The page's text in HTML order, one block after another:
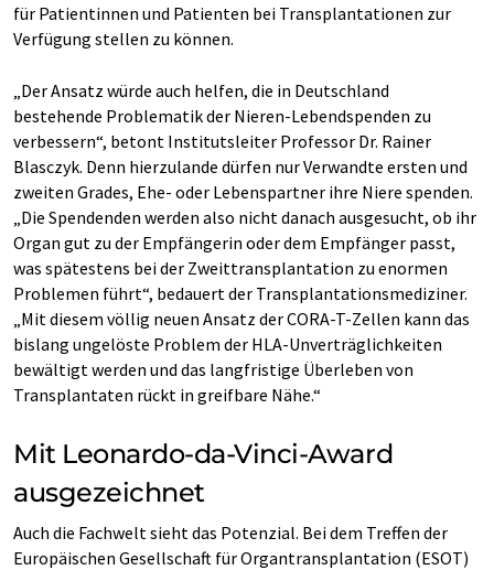
für Patientinnen und Patienten bei Transplantationen zur
Verfügung stellen zu können.
„Der Ansatz würde auch helfen, die in Deutschland
bestehende Problematik der Nieren-Lebendspenden zu
verbessern“, betont Institutsleiter Professor Dr. Rainer
Blasczyk. Denn hierzulande dürfen nur Verwandte ersten und
zweiten Grades, Ehe- oder Lebenspartner ihre Niere spenden.
„Die Spendenden werden also nicht danach ausgesucht, ob ihr
Organ gut zu der Empfängerin oder dem Empfänger passt,
was spätestens bei der Zweittransplantation zu enormen
Problemen führt“, bedauert der Transplantationsmediziner.
„Mit diesem völlig neuen Ansatz der CORA-T-Zellen kann das
bislang ungelöste Problem der HLA-Unverträglichkeiten
bewältigt werden und das langfristige Überleben von
Transplantaten rückt in greifbare Nähe.“
Mit Leonardo-da-Vinci-Award
ausgezeichnet
Auch die Fachwelt sieht das Potenzial. Bei dem Treffen der
Europäischen Gesellschaft für Organtransplantation (ESOT)